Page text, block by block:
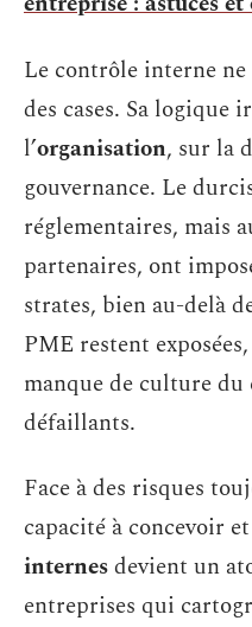
Le contrôle interne
des cases. Sa logique
l’organisation, sur la
gouvernance. Le
réglementaires, mais
partenaires, ont
strates, bien au-delà
PME restent
manque de culture du
défaillants.
Face à des risques
capacité à concevoir
internesdevient un
entreprises qui